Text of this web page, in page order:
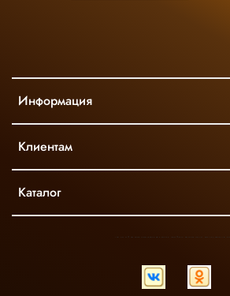
Информация
Клиентам
Каталог